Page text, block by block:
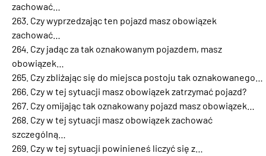
zachować…
Czy wyprzedzając ten pojazd masz obowiązek
zachować…
Czy jadąc za tak oznakowanym pojazdem, masz
obowiązek…
Czy zbliżając się do miejsca postoju tak oznakowanego…
Czy w tej sytuacji masz obowiązek zatrzymać pojazd?
Czy omijając tak oznakowany pojazd masz obowiązek…
Czy w tej sytuacji masz obowiązek zachować
szczególną…
Czy w tej sytuacji powinieneś liczyć się z…